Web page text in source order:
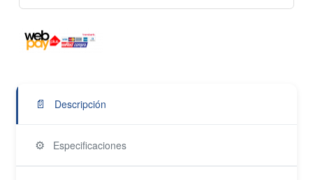
📄 Descripción
⚙️ Especificaciones